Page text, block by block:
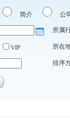
简介 公
所属
VIP 所在
排序